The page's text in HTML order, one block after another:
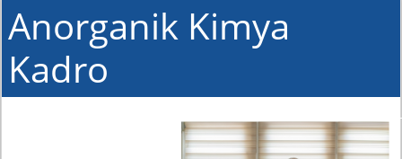
Anorganik Kimya
Kadro